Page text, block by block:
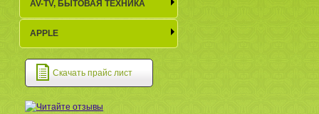
AV-TV, БЫТОВАЯ ТЕХНИКА
APPLE
Скачать прайс лист